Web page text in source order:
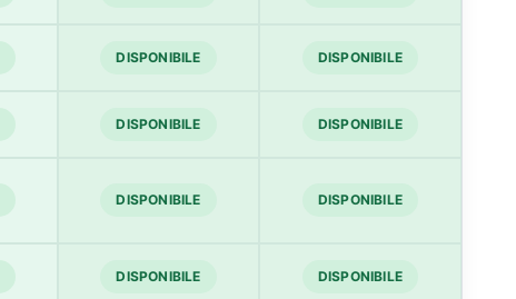
DISPONIBILE DISPONIBILE
DISPONIBILE DISPONIBILE
DISPONIBILE DISPONIBILE
DISPONIBILE DISPONIBILE